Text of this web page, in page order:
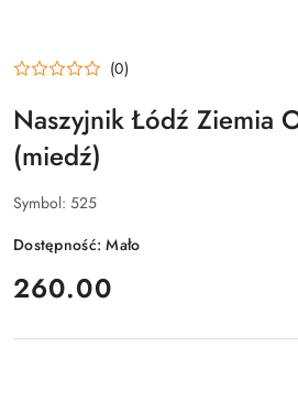
(0)
Naszyjnik Łódź Ziemia
(miedź)
Symbol: 525
Dostępność:Mało
cena:
260.00